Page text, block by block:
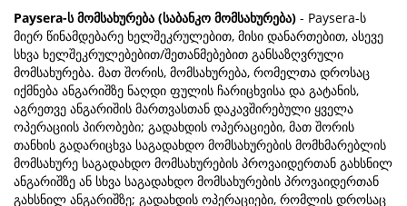
Paysera-ს მომსახურება (საბანკო მომსახურება) - Paysera-ს
მიერ წინამდებარე ხელშეკრულებით, მისი დანართებით, ასევე
სხვა ხელშეკრულებებით/შეთანმებებით განსაზღვრული
მომსახურება. მათ შორის, მომსახურება, რომელთა დროსაც
იქმნება ანგარიშზე ნაღდი ფულის ჩარიცხვისა და გატანის,
აგრეთვე ანგარიშის მართვასთან დაკავშირებული ყველა
ოპერაციის პირობები; გადახდის ოპერაციები, მათ შორის
თანხის გადარიცხვა საგადახდო მომსახურების მომხმარებლის
მომსახურე საგადახდო მომსახურების პროვაიდერთან გახსნილ
ანგარიშზე ან სხვა საგადახდო მომსახურების პროვაიდერთან
გახსნილ ანგარიშზე; გადახდის ოპერაციები, რომლის დროსაც